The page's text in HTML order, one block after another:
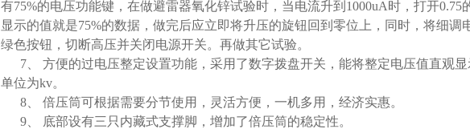
有75%的电压功能键，在做避雷器氧化锌试验时，当电流升到1000uA时，打开
显示的值就是75%的数据，做完后应立即将升压的旋钮回到零位上，同时，将细调
绿色按钮，切断高压并关闭电源开关。再做其它试验。
7、 方便的过电压整定设置功能，采用了数字拨盘开关，能将整定电压值直观
单位为kv。
8、 倍压筒可根据需要分节使用，灵活方便，一机多用，经济实惠。
9、 底部设有三只内藏式支撑脚，增加了倍压筒的稳定性。